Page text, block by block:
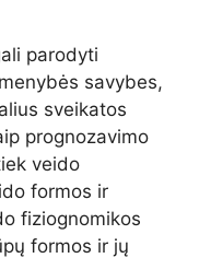
parodyti
savybes,
sveikatos
prognozavimo
veido
formos ir
fiziognomikos
formos ir jų